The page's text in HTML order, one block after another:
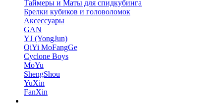
Таймеры и Маты для спидкубинга
Брелки кубиков и головоломок
Аксессуары
GAN
YJ (YongJun)
QiYi MoFangGe
Cyclone Boys
MoYu
ShengShou
YuXin
FanXin